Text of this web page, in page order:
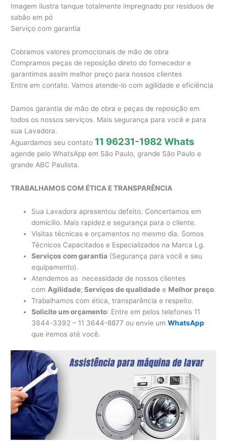
Imagem ilustra tanque totalmente impregnado por resíduos de
sabão em pó
Serviço com garantia
Cobramos valores promocionais de mão de obra
Compramos peças de reposição direto do fornecedor e
garantimos assim melhor preço para nossos clientes
Entre em contato. Vamos atende-lo com agilidade e eficiência
Damos garantia de mão de obra e peças de reposição em
todos os nossos serviços. Mais segurança para você e para
sua Lavadora.
Aguardamos seu contato 11 96231-1982 Whats
agende pelo WhatsApp em São Paulo, grande São Paulo e
grande ABC Paulista.
TRABALHAMOS COM ÉTICA E TRANSPARÊNCIA
Sua Lavadora apresentou defeito. Concertamos em
domicílio. Mais rapidez e segurança para o cliente.
Visitas técnicas e orçamentos no mesmo dia. Somos
Técnicos Capacitados e Especializados na Marca Lg.
Serviços com garantia (Segurança para você e seu
equipamento).
Atendemos as necessidade de nossos clientes
comAgilidade; Serviços de qualidade e Melhor preço.
Trabalhamos com ética, transparência e respeito.
Solicite um orçamento: Entre em pelos telefones 11
3644-3392 – 11 3644-8877 ou envie umWhatsApp
que iremos até você.